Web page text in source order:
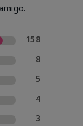
158
8
5
4
3